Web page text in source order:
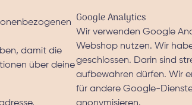
damit die
über deine
Google Analytics
Wir verwenden Google
Webshop nutzen. Wir
geschlossen. Darin sind
aufbewahren dürfen. Wir
für andere Google-